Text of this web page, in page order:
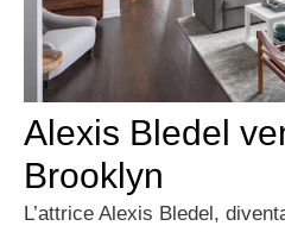
Alexis Bledel
Brooklyn
L’attrice Alexis Bledel,